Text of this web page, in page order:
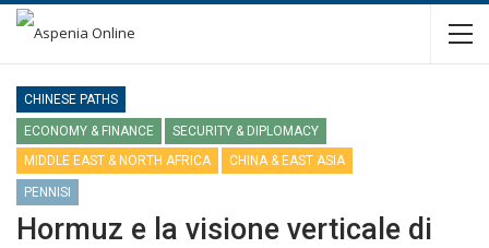
CHINESE PATHS
ECONOMY & FINANCE
SECURITY & DIPLOMACY
MIDDLE EAST & NORTH AFRICA
CHINA & EAST ASIA
PENNISI
Hormuz e la visione verticale di